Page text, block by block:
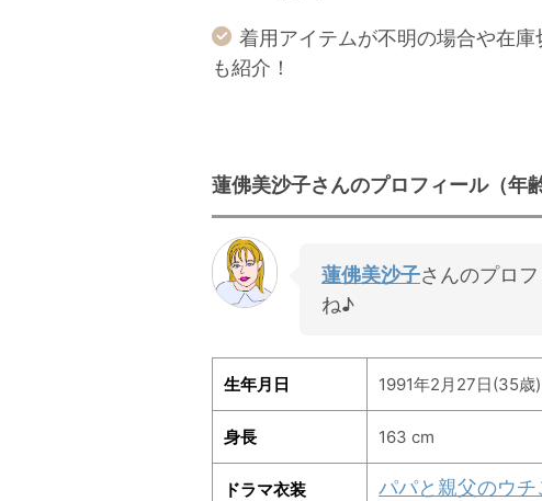
着用アイテムが不明の場合や在
も紹介！
蓮佛美沙子さんのプロフィール（年
蓮佛美沙子さんのプロ
ね♪
生年月日 1991年2月27日(35歳)
身長 163 cm
ドラマ衣装 パパと親父のウチ